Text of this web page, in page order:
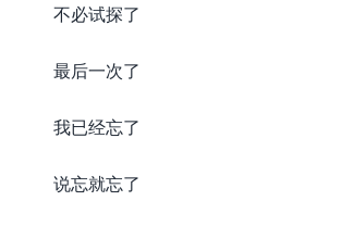
不必试探了
最后一次了
我已经忘了
说忘就忘了